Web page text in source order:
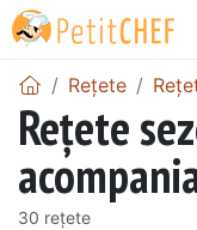
Rețete
Rețete
30 rețete